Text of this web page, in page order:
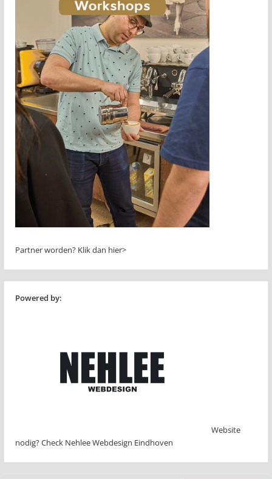
Partner worden? Klik dan hier>
Powered by:
Website
nodig? Check Nehlee Webdesign Eindhoven